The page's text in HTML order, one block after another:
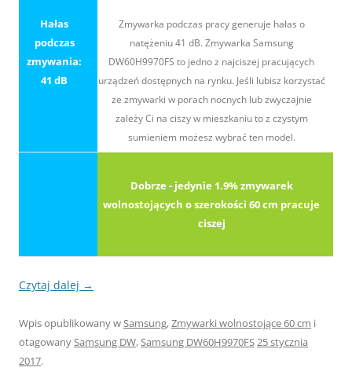
Hałas
podczas
zmywania:
41 dB
Zmywarka podczas pracy generuje hałas o
natężeniu 41 dB. Zmywarka Samsung
DW60H9970FS to jedno z najciszej pracujących
urządzeń dostępnych na rynku. Jeśli lubisz korzystać
ze zmywarki w porach nocnych lub zwyczajnie
zależy Ci na ciszy w mieszkaniu to z czystym
sumieniem możesz wybrać ten model.
Dobrze - jedynie 1.9% zmywarek
wolnostojących o szerokości 60 cm pracuje
ciszej
Czytaj dalej →
Wpis opublikowany wSamsung,Zmywarki wolnostojące 60 cm i
otagowanySamsung DW,Samsung DW60H9970FS25 stycznia
2017.